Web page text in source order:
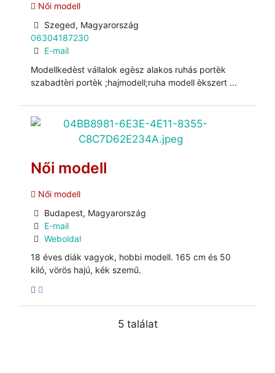
Női modell
Szeged, Magyarország
06304187230
E-mail
Modellkedèst vállalok egèsz alakos ruhás portèk
szabadtèri portèk ;hajmodell;ruha modell èkszert ...
Női modell
Női modell
Budapest, Magyarország
E-mail
Weboldal
18 éves diák vagyok, hobbi modell. 165 cm és 50
kiló, vörös hajú, kék szemű.
5 találat